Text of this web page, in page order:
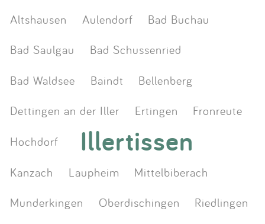
Altshausen Aulendorf
Bad Buchau
Bad Saulgau
Bad Schussenried
Bad Waldsee
Baindt
Bellenberg
Dettingen an der Iller
Ertingen
Fronreute
Hochdorf
Illertissen
Kanzach Laupheim
Mittelbiberach
Munderkingen
Oberdischingen
Riedlingen